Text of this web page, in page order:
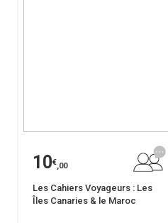
10€,00
Les Cahiers Voyageurs : Les
Îles Canaries & le Maroc